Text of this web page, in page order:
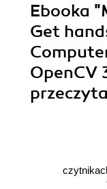
Ebooka
Get
OpenCV